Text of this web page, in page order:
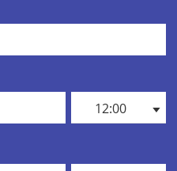
12:00